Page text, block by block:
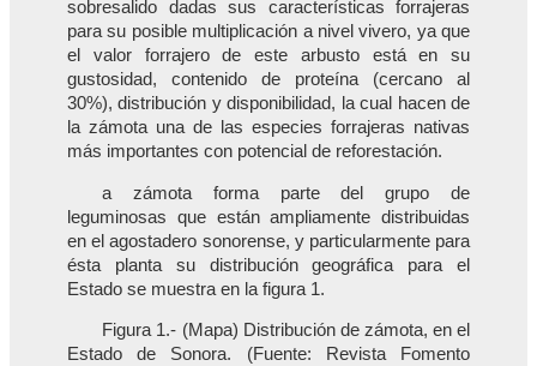
sobresalido dadas sus características forrajeras
para su posible multiplicación a nivel vivero, ya que
el valor forrajero de este arbusto está en su
gustosidad, contenido de proteína (cercano al
30%), distribución y disponibilidad, la cual hacen de
la zámota una de las especies forrajeras nativas
más importantes con potencial de reforestación.
a zámota forma parte del grupo de
leguminosas que están ampliamente distribuidas
en el agostadero sonorense, y particularmente para
ésta planta su distribución geográfica para el
Estado se muestra en la figura 1.
Figura 1.- (Mapa) Distribución de zámota, en el
Estado de Sonora. (Fuente: Revista Fomento